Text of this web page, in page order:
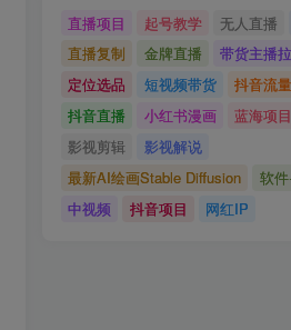
直播项目 起号教学 无人直播
直播复制
金牌直播
带货主播
定位选品
短视频带货
抖音流量
抖音直播
小红书漫画
蓝海项目
影视剪辑
影视解说
最新AI绘画Stable Diffusion
软
中视频
抖音项目 网红IP